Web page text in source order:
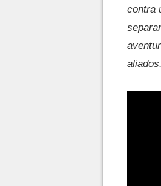
contra
aliados.